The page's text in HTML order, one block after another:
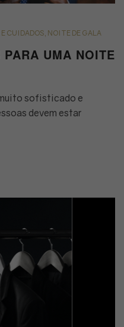
CUIDADOS NOITE DE GALA
UMA NOITE
sofisticado e
devem estar